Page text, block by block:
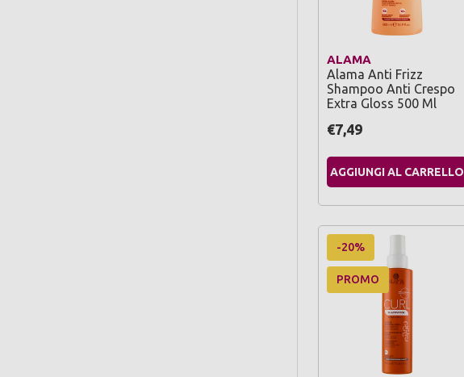
ALAMA
Alama Anti Frizz
Shampoo Anti Crespo
Extra Gloss 500 Ml
€7,49
AGGIUNGI AL CARRELLO
-20%
PROMO